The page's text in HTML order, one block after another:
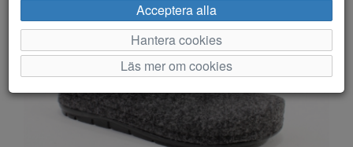
Acceptera alla
Hantera cookies
Läs mer om cookies